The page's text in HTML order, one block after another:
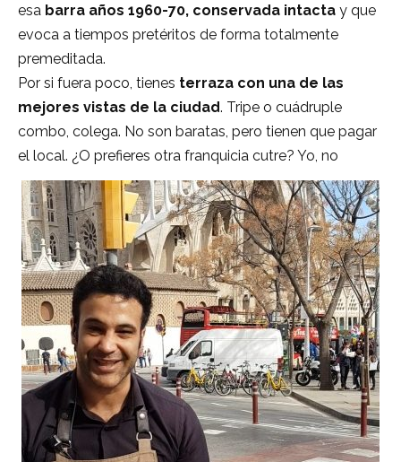
esa barra años 1960-70, conservada intacta y que
evoca a tiempos pretéritos de forma totalmente
premeditada.
Por si fuera poco, tienes terraza con una de las
mejores vistas de la ciudad. Tripe o cuádruple
combo, colega. No son baratas, pero tienen que pagar
el local. ¿O prefieres otra franquicia cutre? Yo, no